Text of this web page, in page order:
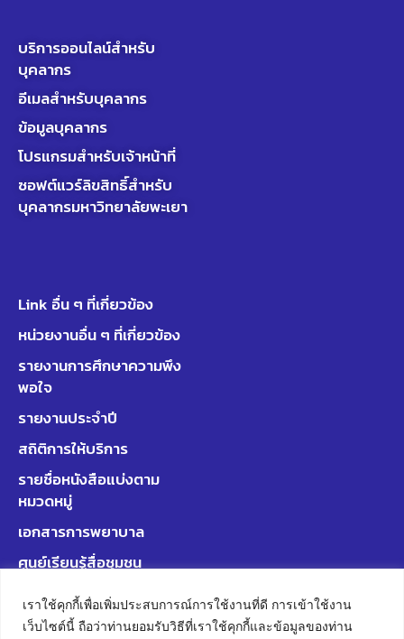
เราใช้คุกกี้เพื่อเพิ่มประสบการณ์การใช้งานที่ดี การเข้าใช้งาน
เว็บไซต์นี้ ถือว่าท่านยอมรับวิธีที่เราใช้คุกกี้และข้อมูลของท่าน
บริการออนไลน์สำหรับ
บุคลากร
อีเมลสำหรับบุคลากร
ข้อมูลบุคลากร
โปรแกรมสำหรับเจ้าหน้าที่
ซอฟต์แวร์ลิขสิทธิ์สำหรับ
บุคลากรมหาวิทยาลัยพะเยา
Link อื่น ๆ ที่เกี่ยวข้อง
หน่วยงานอื่น ๆ ที่เกี่ยวข้อง
รายงานการศึกษาความพึง
พอใจ
รายงานประจำปี
สถิติการให้บริการ
รายชื่อหนังสือแบ่งตาม
หมวดหมู่
เอกสารการพยาบาล
ศูนย์เรียนรู้สื่อชุมชน